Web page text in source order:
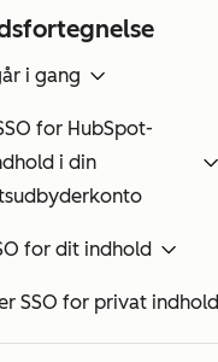
i gang
for HubSpot-
i din
for dit indhold
SSO for privat indhold